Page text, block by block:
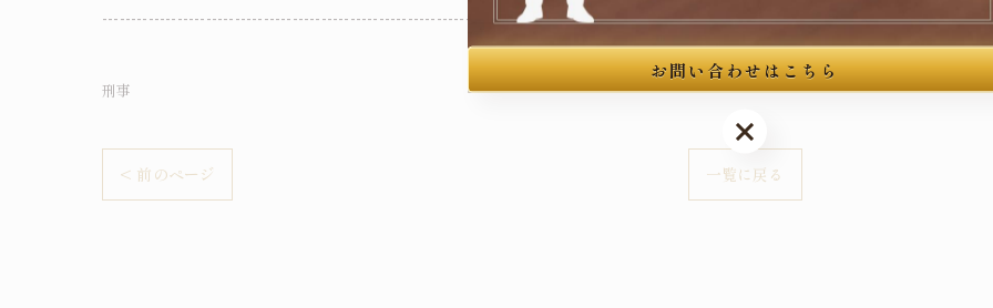
----------------------------------------------------------------------
刑事
< 前のページ 一覧に戻る
お問い合わせはこちら
お問い合わせはこちら